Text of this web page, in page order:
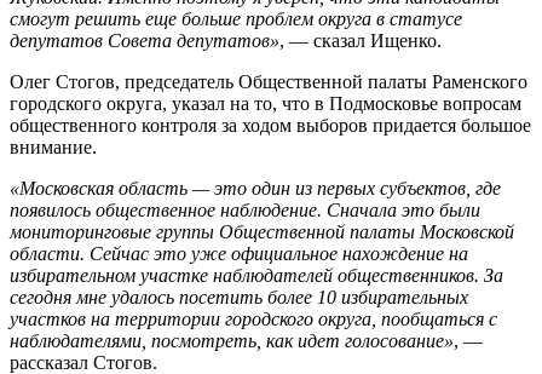
смогут решить еще больше проблем округа в статусе
депутатов Совета депутатов», — сказал Ищенко.
Олег Стогов, председатель Общественной палаты Раменского
городского округа, указал на то, что в Подмосковье вопросам
общественного контроля за ходом выборов придается большое
внимание.
«Московская область — это один из первых субъектов, где
появилось общественное наблюдение. Сначала это были
мониторинговые группы Общественной палаты Московской
области. Сейчас это уже официальное нахождение на
избирательном участке наблюдателей общественников. За
сегодня мне удалось посетить более 10 избирательных
участков на территории городского округа, пообщаться с
наблюдателями, посмотреть, как идет голосование», —
рассказал Стогов.